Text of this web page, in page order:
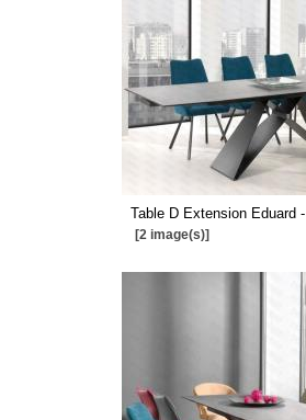
Table D Extension Eduard -
[2 image(s)]